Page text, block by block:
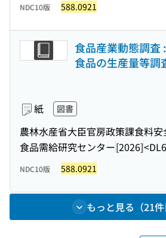
NDC10版 588.0921
食品産業動態調査
食品の生産量等調
紙 図書
農林水産省大臣官房政策課食料安
食品需給研究センター[2026]
NDC10版 588.0921
もっと見る（21件